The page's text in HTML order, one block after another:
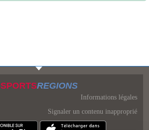
SPORTSREGIONS
Informations légales
Signaler un contenu inapproprié